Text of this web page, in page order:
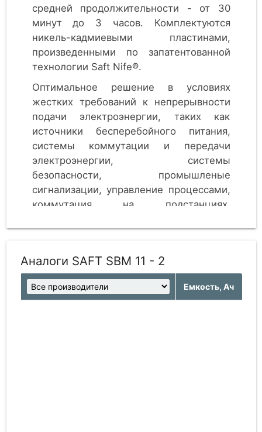
средней продолжительности - от 30
минут до 3 часов. Комплектуются
никель-кадмиевыми пластинами,
произведенными по запатентованной
технологии Saft Nife®.
Оптимальное решение в условиях
жестких требований к непрерывности
подачи электроэнергии, таких как
источники бесперебойного питания,
системы коммутации и передачи
электроэнергии, системы
безопасности, промышленые
сигнализации, управление процессами,
коммутация на подстанциях,
Аналоги SAFT SBM 11 - 2
Емкость, Ач